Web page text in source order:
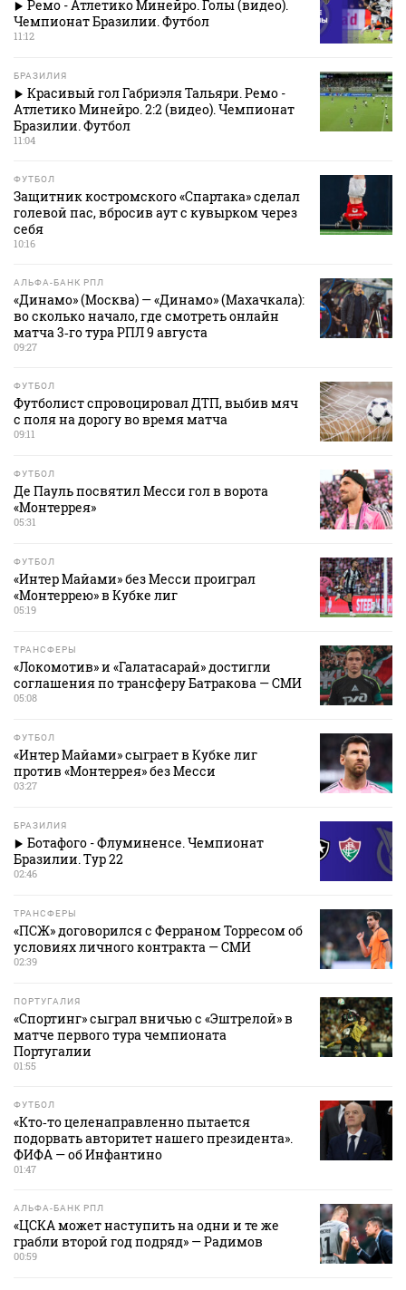
Ремо - Атлетико Минейро. Голы (видео).
Чемпионат Бразилии. Футбол
11:12
БРАЗИЛИЯ
Красивый гол Габриэля Тальяри. Ремо -
Атлетико Минейро. 2:2 (видео). Чемпионат
Бразилии. Футбол
11:04
ФУТБОЛ
Защитник костромского «Спартака» сделал
голевой пас, вбросив аут с кувырком через
себя
10:16
АЛЬФА-БАНК РПЛ
«Динамо» (Москва) — «Динамо» (Махачкала):
во сколько начало, где смотреть онлайн
матча 3‑го тура РПЛ 9 августа
09:27
ФУТБОЛ
Футболист спровоцировал ДТП, выбив мяч
с поля на дорогу во время матча
09:11
ФУТБОЛ
Де Пауль посвятил Месси гол в ворота
«Монтеррея»
05:31
ФУТБОЛ
«Интер Майами» без Месси проиграл
«Монтеррею» в Кубке лиг
05:19
ТРАНСФЕРЫ
«Локомотив» и «Галатасарай» достигли
соглашения по трансферу Батракова — СМИ
05:08
ФУТБОЛ
«Интер Майами» сыграет в Кубке лиг
против «Монтеррея» без Месси
03:27
БРАЗИЛИЯ
Ботафого - Флуминенсе. Чемпионат
Бразилии. Тур 22
02:46
ТРАНСФЕРЫ
«ПСЖ» договорился с Ферраном Торресом об
условиях личного контракта — СМИ
02:39
ПОРТУГАЛИЯ
«Спортинг» сыграл вничью с «Эштрелой» в
матче первого тура чемпионата
Португалии
01:55
ФУТБОЛ
«Кто‑то целенаправленно пытается
подорвать авторитет нашего президента».
ФИФА — об Инфантино
01:47
АЛЬФА-БАНК РПЛ
«ЦСКА может наступить на одни и те же
грабли второй год подряд» — Радимов
00:59